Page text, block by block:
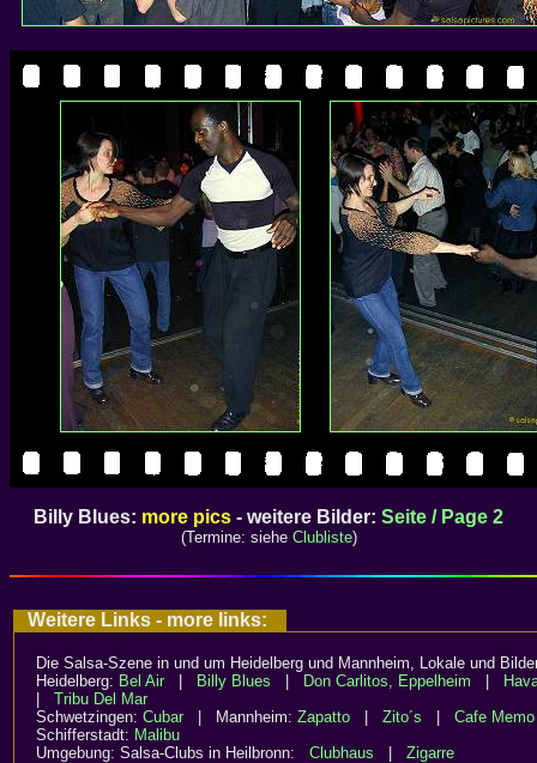
Billy Blues: more pics - weitere Bilder: Seite / Page 2
(Termine: siehe Clubliste)
Weitere Links - more links:
Die Salsa-Szene in und um Heidelberg und Mannheim, Lokale und
Heidelberg: Bel Air| Billy Blues Don Carlitos, Eppelheim
Tribu Del Mar
Schwetzingen: Cubar| Mannheim: Zapatto Zito´s Cafe Memo
Schifferstadt: Malibu
Umgebung: Salsa-Clubs in Heilbronn: Clubhaus Zigarre